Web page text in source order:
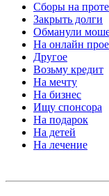
Сборы на
Закрыть долги
Обманули
На онлайн
Другое
Возьму кредит
На мечту
На бизнес
Ищу спонсора
На подарок
На детей
На лечение